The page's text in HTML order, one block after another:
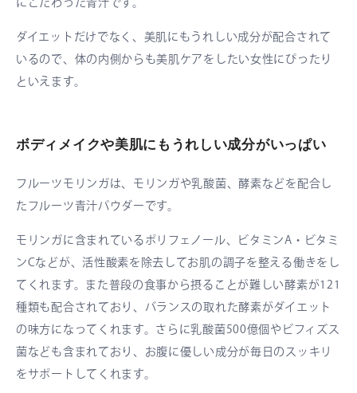
ダイエットだけでなく、美肌にもうれしい成分が配合されて
いるので、体の内側からも美肌ケアをしたい女性にぴったり
といえます。
ボディメイクや美肌にもうれしい成分がいっぱい
フルーツモリンガは、モリンガや乳酸菌、酵素などを配合し
たフルーツ青汁パウダーです。
モリンガに含まれているポリフェノール、ビタミンA・ビタミ
ンCなどが、活性酸素を除去してお肌の調子を整える働きをし
てくれます。また普段の食事から摂ることが難しい酵素が121
種類も配合されており、バランスの取れた酵素がダイエット
の味方になってくれます。さらに乳酸菌500億個やビフィズス
菌なども含まれており、お腹に優しい成分が毎日のスッキリ
をサポートしてくれます。